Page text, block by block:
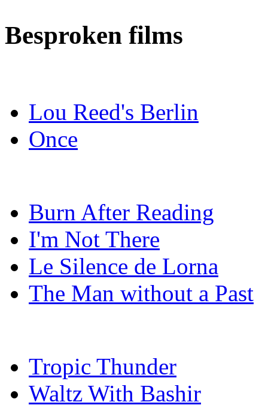
Besproken films
Lou Reed's Berlin
Once
Burn After Reading
I'm Not There
Le Silence de Lorna
The Man without a Past
Tropic Thunder
Waltz With Bashir